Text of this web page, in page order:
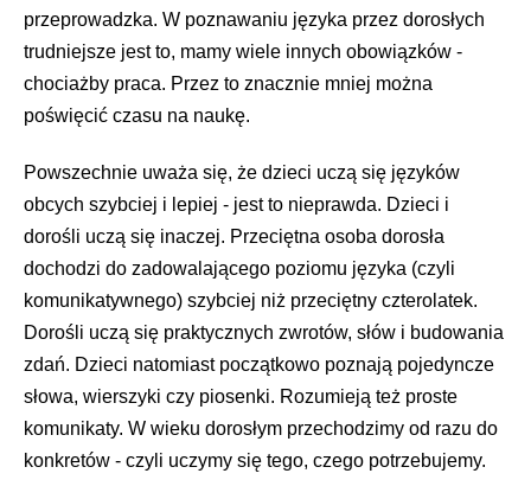
przeprowadzka. W poznawaniu języka przez dorosłych
trudniejsze jest to, mamy wiele innych obowiązków -
chociażby praca. Przez to znacznie mniej można
poświęcić czasu na naukę.
Powszechnie uważa się, że dzieci uczą się języków
obcych szybciej i lepiej - jest to nieprawda. Dzieci i
dorośli uczą się inaczej. Przeciętna osoba dorosła
dochodzi do zadowalającego poziomu języka (czyli
komunikatywnego) szybciej niż przeciętny czterolatek.
Dorośli uczą się praktycznych zwrotów, słów i budowania
zdań. Dzieci natomiast początkowo poznają pojedyncze
słowa, wierszyki czy piosenki. Rozumieją też proste
komunikaty. W wieku dorosłym przechodzimy od razu do
konkretów - czyli uczymy się tego, czego potrzebujemy.